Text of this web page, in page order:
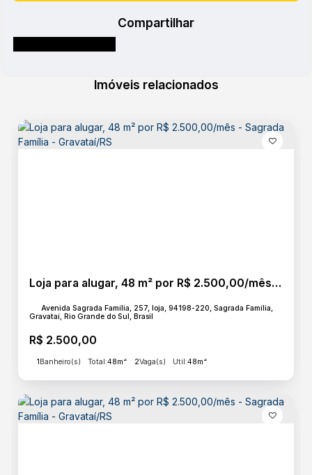
Compartilhar
Imóveis relacionados
Loja para alugar, 48 m² por R$ 2.500,00/mês - Sagrada Família - Gravataí/RS
R$ 2.500,00
Avenida Sagrada Família, 257, loja, 94198-220, Sagrada Família,
Gravataí, Rio Grande do Sul, Brasil
1Banheiro(s) Total:48m² 2Vaga(s) Útil:48m²